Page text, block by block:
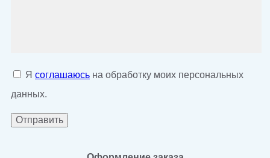
Я соглашаюсь на обработку моих персональных
данных.